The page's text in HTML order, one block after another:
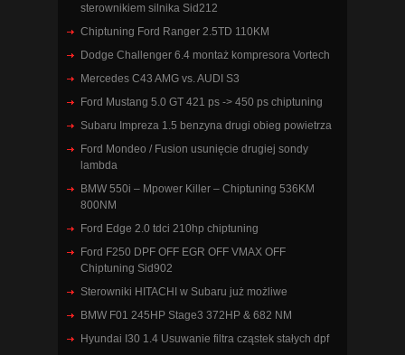
sterownikiem silnika Sid212
Chiptuning Ford Ranger 2.5TD 110KM
Dodge Challenger 6.4 montaż kompresora Vortech
Mercedes C43 AMG vs. AUDI S3
Ford Mustang 5.0 GT 421 ps -> 450 ps chiptuning
Subaru Impreza 1.5 benzyna drugi obieg powietrza
Ford Mondeo / Fusion usunięcie drugiej sondy
lambda
BMW 550i – Mpower Killer – Chiptuning 536KM
800NM
Ford Edge 2.0 tdci 210hp chiptuning
Ford F250 DPF OFF EGR OFF VMAX OFF
Chiptuning Sid902
Sterowniki HITACHI w Subaru już możliwe
BMW F01 245HP Stage3 372HP & 682 NM
Hyundai I30 1.4 Usuwanie filtra cząstek stałych dpf